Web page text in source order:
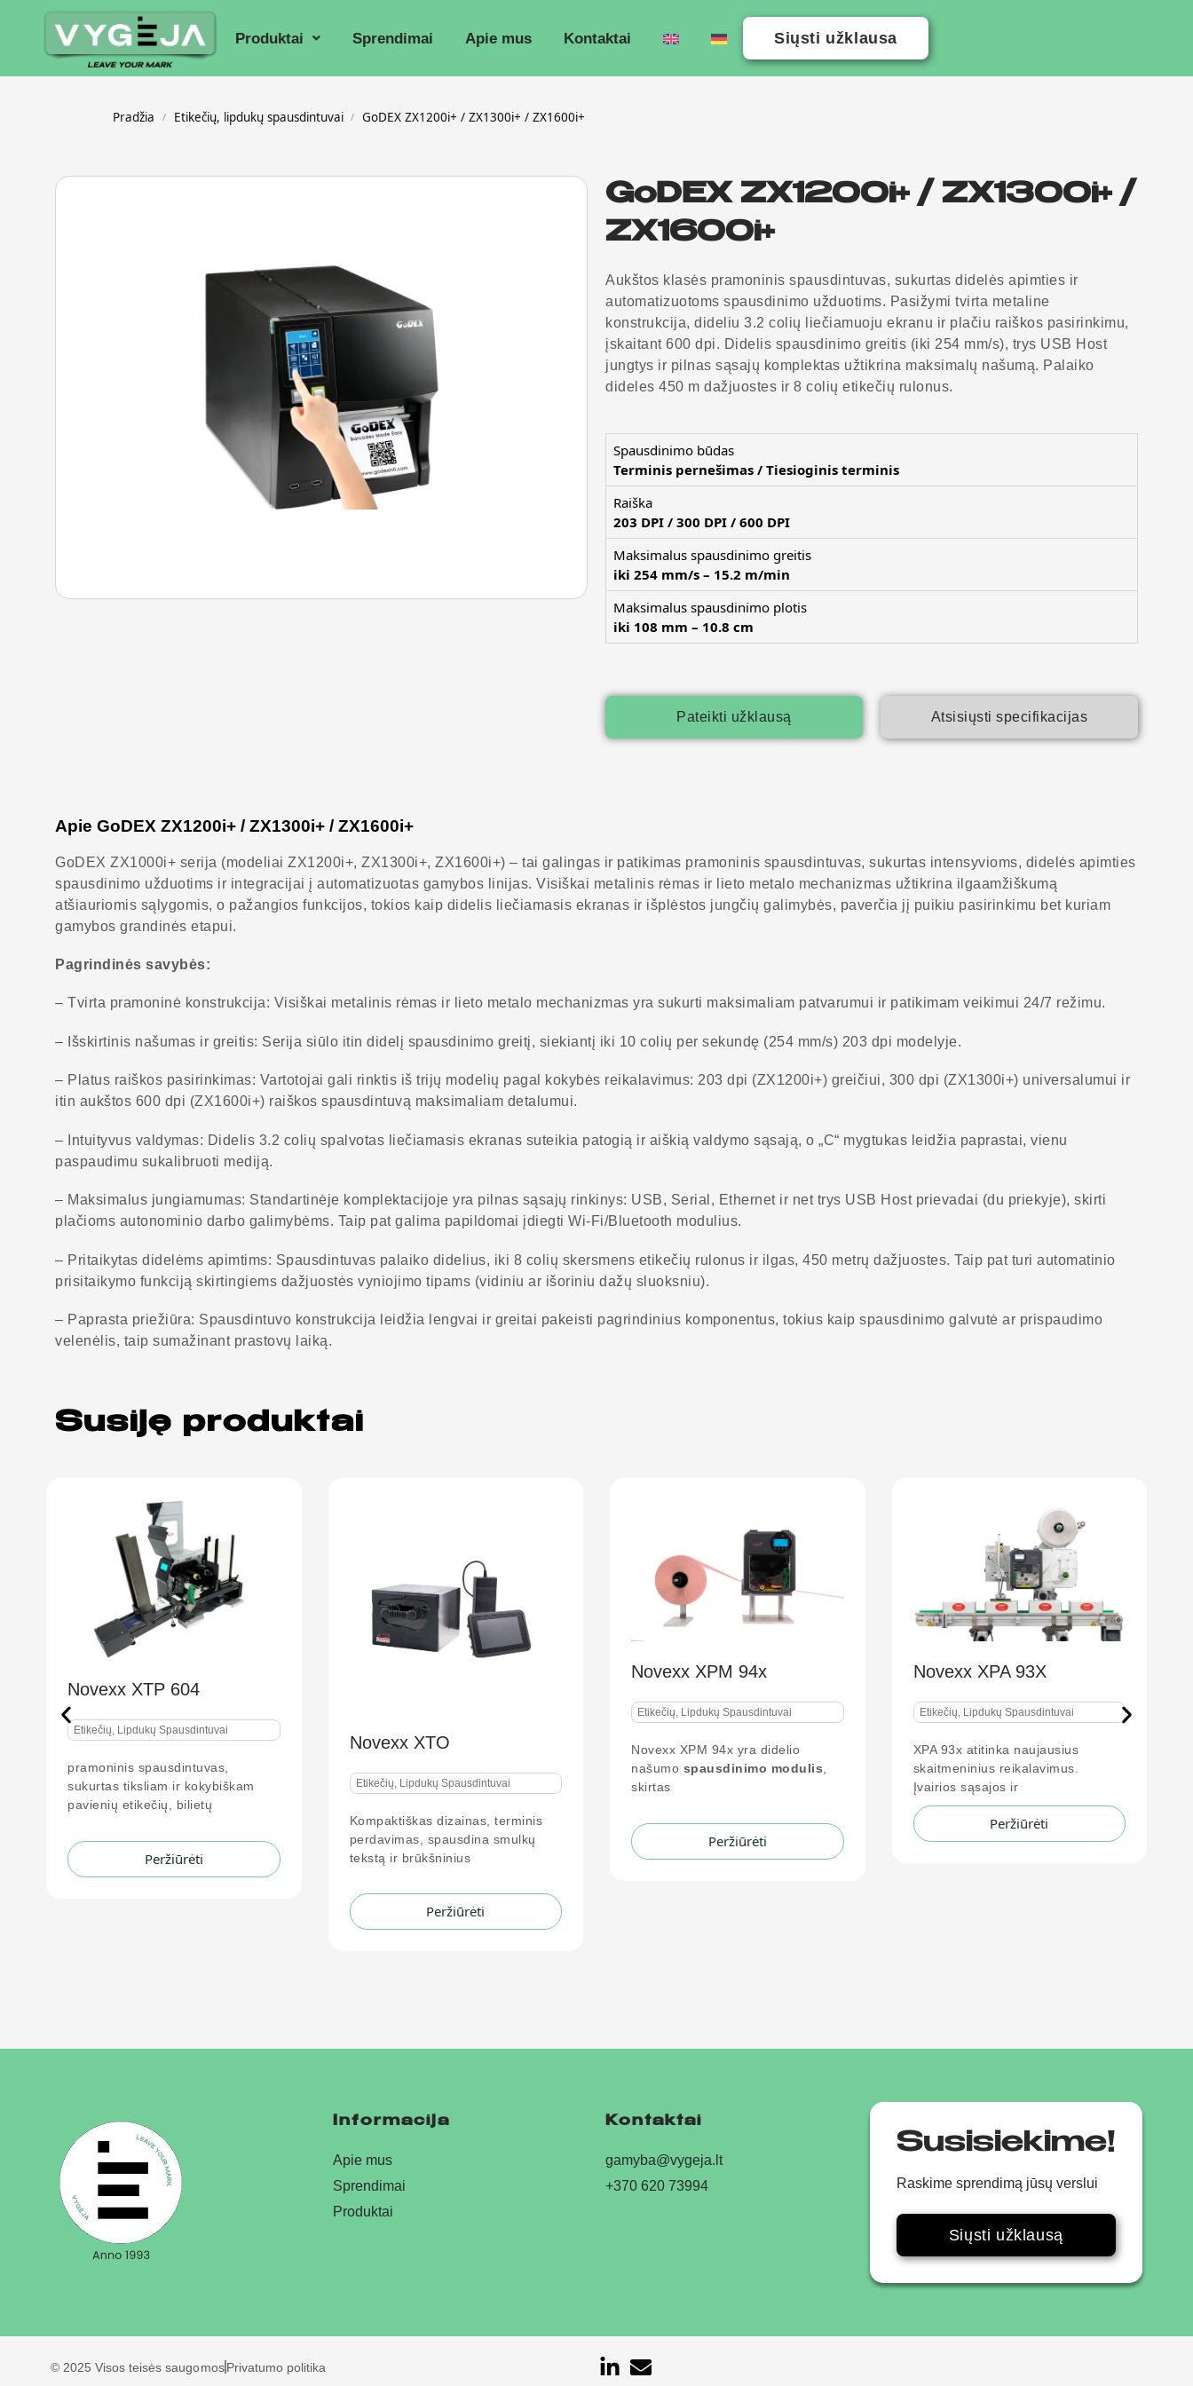
Produktai Sprendimai Apie mus Kontaktai Siųsti užklausa
Pradžia / Etikečių, lipdukų spausdintuvai / GoDEX ZX1200i+ / ZX1300i+ / ZX1600i+
GoDEX ZX1200i+ / ZX1300i+ /
ZX1600i+
Aukštos klasės pramoninis spausdintuvas, sukurtas didelės apimties ir
automatizuotoms spausdinimo užduotims. Pasižymi tvirta metaline
konstrukcija, dideliu 3.2 colių liečiamuoju ekranu ir plačiu raiškos pasirinkimu,
įskaitant 600 dpi. Didelis spausdinimo greitis (iki 254 mm/s), trys USB Host
jungtys ir pilnas sąsajų komplektas užtikrina maksimalų našumą. Palaiko
dideles 450 m dažjuostes ir 8 colių etikečių rulonus.
Spausdinimo būdas
Terminis pernešimas / Tiesioginis terminis
Raiška
203 DPI / 300 DPI / 600 DPI
Maksimalus spausdinimo greitis
iki 254 mm/s – 15.2 m/min
Maksimalus spausdinimo plotis
iki 108 mm – 10.8 cm
Pateikti užklausą Atsisiųsti specifikacijas
Apie GoDEX ZX1200i+ / ZX1300i+ / ZX1600i+
GoDEX ZX1000i+ serija (modeliai ZX1200i+, ZX1300i+, ZX1600i+) – tai galingas ir patikimas pramoninis spausdintuvas, sukurtas intensyvioms, didelės apimties
spausdinimo užduotims ir integracijai į automatizuotas gamybos linijas. Visiškai metalinis rėmas ir lieto metalo mechanizmas užtikrina ilgaamžiškumą
atšiauriomis sąlygomis, o pažangios funkcijos, tokios kaip didelis liečiamasis ekranas ir išplėstos jungčių galimybės, paverčia jį puikiu pasirinkimu bet kuriam
gamybos grandinės etapui.
Pagrindinės savybės:
– Tvirta pramoninė konstrukcija: Visiškai metalinis rėmas ir lieto metalo mechanizmas yra sukurti maksimaliam patvarumui ir patikimam veikimui 24/7 režimu.
– Išskirtinis našumas ir greitis: Serija siūlo itin didelį spausdinimo greitį, siekiantį iki 10 colių per sekundę (254 mm/s) 203 dpi modelyje.
– Platus raiškos pasirinkimas: Vartotojai gali rinktis iš trijų modelių pagal kokybės reikalavimus: 203 dpi (ZX1200i+) greičiui, 300 dpi (ZX1300i+) universalumui ir
itin aukštos 600 dpi (ZX1600i+) raiškos spausdintuvą maksimaliam detalumui.
– Intuityvus valdymas: Didelis 3.2 colių spalvotas liečiamasis ekranas suteikia patogią ir aiškią valdymo sąsają, o „C“ mygtukas leidžia paprastai, vienu
paspaudimu sukalibruoti mediją.
– Maksimalus jungiamumas: Standartinėje komplektacijoje yra pilnas sąsajų rinkinys: USB, Serial, Ethernet ir net trys USB Host prievadai (du priekyje), skirti
plačioms autonominio darbo galimybėms. Taip pat galima papildomai įdiegti Wi-Fi/Bluetooth modulius.
– Pritaikytas didelėms apimtims: Spausdintuvas palaiko didelius, iki 8 colių skersmens etikečių rulonus ir ilgas, 450 metrų dažjuostes. Taip pat turi automatinio
prisitaikymo funkciją skirtingiems dažjuostės vyniojimo tipams (vidiniu ar išoriniu dažų sluoksniu).
– Paprasta priežiūra: Spausdintuvo konstrukcija leidžia lengvai ir greitai pakeisti pagrindinius komponentus, tokius kaip spausdinimo galvutė ar prispaudimo
velenėlis, taip sumažinant prastovų laiką.
Susiję produktai
Novexx XTO
Etikečių, Lipdukų Spausdintuvai
perdavimas, spausdina smulkų
tekstą ir brūkšninius
Novexx XPM 94x yra didelio
skirtas
Peržiūrėti
Novexx XPA 93X
Etikečių, Lipdukų Spausdintuvai
XPA 93x atitinka naujausius
skaitmeninius reikalavimus.
Peržiūrėti
GoDEX RT700i Pro
Etikečių, Lipdukų Spausdintuvai
Peržiūrėti
Informacija
Apie mus
Sprendimai
Produktai
Kontaktai
gamyba@vygeja.lt
+370 620 73994
Susisiekime!
Raskime sprendimą jūsų verslui
Siųsti užklausą
© 2025 Visos teisės saugomos Privatumo politika